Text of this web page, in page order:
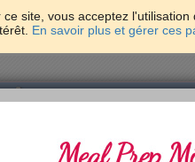
site, vous acceptez
En savoir plus et gérer ces
Psycho & tests Forme & santé